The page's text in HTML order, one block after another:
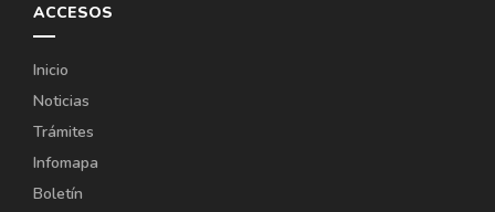
ACCESOS
Inicio
Noticias
Trámites
Infomapa
Boletín